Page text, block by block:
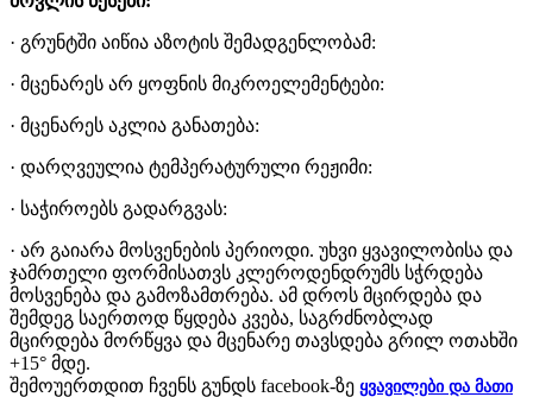
· გრუნტში აიწია აზოტის შემადგენლობამ:
· მცენარეს არ ყოფნის მიკროელემენტები:
· მცენარეს აკლია განათება:
· დარღვეულია ტემპერატურული რეჟიმი:
· საჭიროებს გადარგვას:
· არ გაიარა მოსვენების პერიოდი. უხვი ყვავილობისა და
ჯამრთელი ფორმისათვს კლეროდენდრუმს სჭრდება
მოსვენება და გამოზამთრება. ამ დროს მცირდება და
შემდეგ საერთოდ წყდება კვება, საგრძნობლად
მცირდება მორწყვა და მცენარე თავსდება გრილ ოთახში
+15° მდე.
შემოუერთდით ჩვენს გუნდს facebook-ზე ყვავილები და მათი